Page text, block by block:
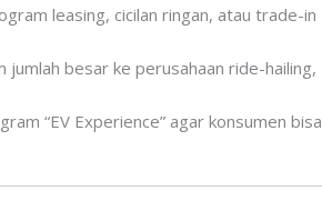
leasing, cicilan ringan, atau trade-in
jumlah besar ke perusahaan ride-hailing,
“EV Experience” agar konsumen bisa